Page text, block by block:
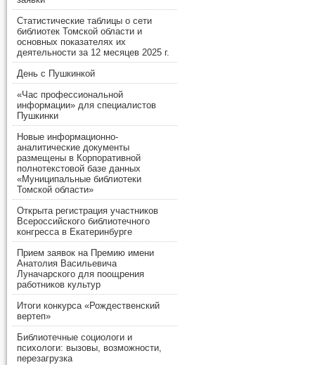
Статистические таблицы о сети
библиотек Томской области и
основных показателях их
деятельности за 12 месяцев 2025 г.
День с Пушкинкой
«Час профессиональной
информации» для специалистов
Пушкинки
Новые информационно-
аналитические документы
размещены в Корпоративной
полнотекстовой базе данных
«Муниципальные библиотеки
Томской области»
Открыта регистрация участников
Всероссийского библиотечного
конгресса в Екатеринбурге
Прием заявок на Премию имени
Анатолия Васильевича
Луначарского для поощрения
работников культур
Итоги конкурса «Рождественский
вертеп»
Библиотечные социологи и
психологи: вызовы, возможности,
перезагрузка